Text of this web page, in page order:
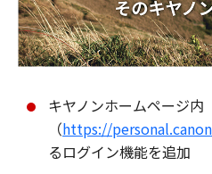
キヤノンホームページ内
（https://
るログイン機能を追加